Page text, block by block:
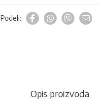
Podeli:
Opis proizvoda